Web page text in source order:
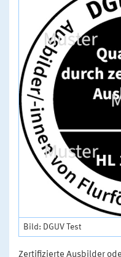
Bild: DGUV Test
Zertifizierte Ausbilder